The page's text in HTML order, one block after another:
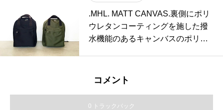
リジナルお散歩バックをプレゼン
ト致します。是非この機会にお越
し下さいませ。@groom_haus GR
OOMHAUSのインスタはこちらに
なります。
にこだわって作られた特別な逸
品。ぜひお試しください◎.#braun
sugar1st#organic#オーガニック#h
松江カフェ #島根カフェ#松江 #島
.MHL. MATT CANVAS.裏側にポリ
ウレタンコーティングを施した撥
水機能のあるキャンバスのポリエ
ったユニセックスで使えるシンプ
コメント
0 トラックバック